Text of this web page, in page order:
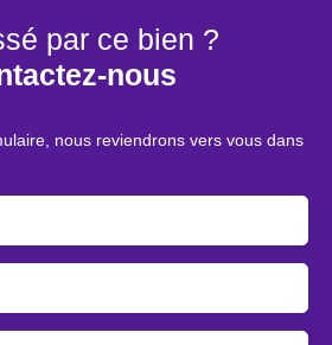
par ce bien ?
nous
nous reviendrons vers vous dans